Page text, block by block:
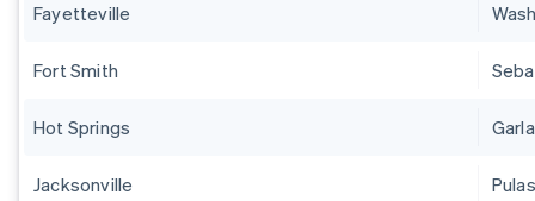
Fayetteville
Fort Smith
Hot Springs
Jacksonville